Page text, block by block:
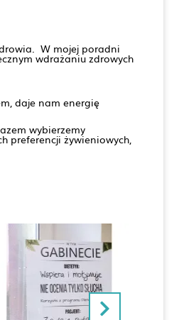
W mojej poradni
wdrażaniu zdrowych
daje nam energię
wybierzemy
preferencji żywieniowych,